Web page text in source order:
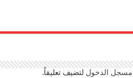
مسجل الدخول لتضيف تعليقاً.